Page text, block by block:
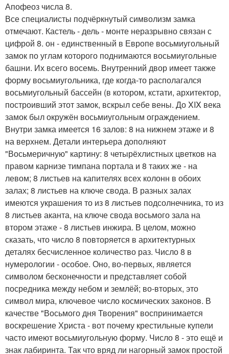
Апофеоз числа 8.
Все специалисты подчёркнутый символизм замка
отмечают. Кастель - дель - монте неразрывно связан с
цифрой 8. он - единственный в Европе восьмиугольный
замок по углам которого поднимаются восьмиугольные
башни. Их всего восемь. Внутренний двор имеет также
форму восьмиугольника, где когда-то располагался
восьмиугольный бассейн (в котором, кстати, архитектор,
построивший этот замок, вскрыл себе вены. До XIX века
замок был окружён восьмиугольным ограждением.
Внутри замка имеется 16 залов: 8 на нижнем этаже и 8
на верхнем. Детали интерьера дополняют
"Восьмеричную" картину: 8 четырёхлистных цветков на
правом карнизе тимпана портала и 8 таких же - на
левом; 8 листьев на капителях всех колонн в обоих
залах; 8 листьев на ключе свода. В разных залах
имеются украшения то из 8 листьев подсолнечника, то из
8 листьев аканта, на ключе свода восьмого зала на
втором этаже - 8 листьев инжира. В целом, можно
сказать, что число 8 повторяется в архитектурных
деталях бесчисленное количество раз. Число 8 в
нумерологии - особое. Оно, во-первых, является
символом бесконечности и представляет собой
посредника между небом и землёй; во-вторых, это
символ мира, ключевое число космических законов. В
качестве "Восьмого дня Творения" воспринимается
воскрешение Христа - вот почему крестильные купели
часто имеют восьмиугольную форму. Число 8 - это ещё и
знак лабиринта. Так что вряд ли нагорный замок простой